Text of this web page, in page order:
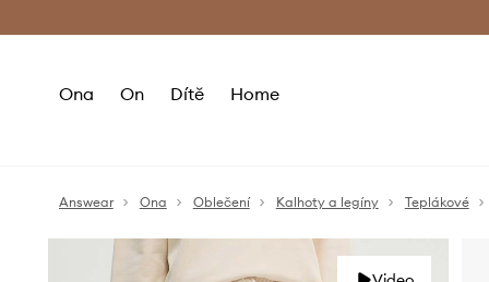
Doručení a
Ona On Dítě Home
Answear Ona Oblečení Kalhoty a legíny Teplákové